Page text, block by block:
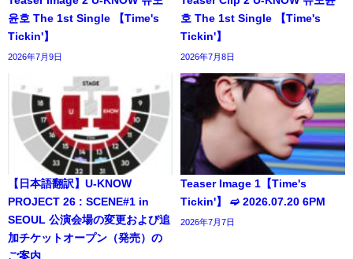
윤호 The 1st Single 【Time's
Tickin'】
2026年7月9日
호 The 1st Single 【Time's
Tickin'】
2026年7月8日
【日本語翻訳】U-KNOW
PROJECT 26 : SCENE#1 in
SEOUL 公演会場の変更および追
加チケットオープン（発売）の
ご案内
Teaser Image 1【Time's
Tickin'】 ➫ 2026.07.20 6PM
2026年7月7日